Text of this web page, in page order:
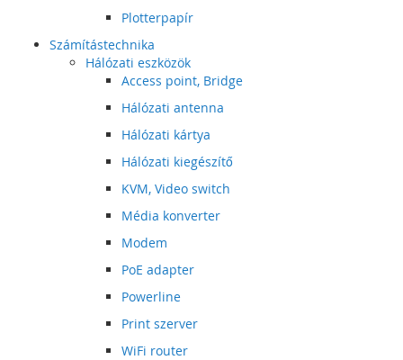
Plotterpapír
Számítástechnika
Hálózati eszközök
Access point, Bridge
Hálózati antenna
Hálózati kártya
Hálózati kiegészítő
KVM, Video switch
Média konverter
Modem
PoE adapter
Powerline
Print szerver
WiFi router